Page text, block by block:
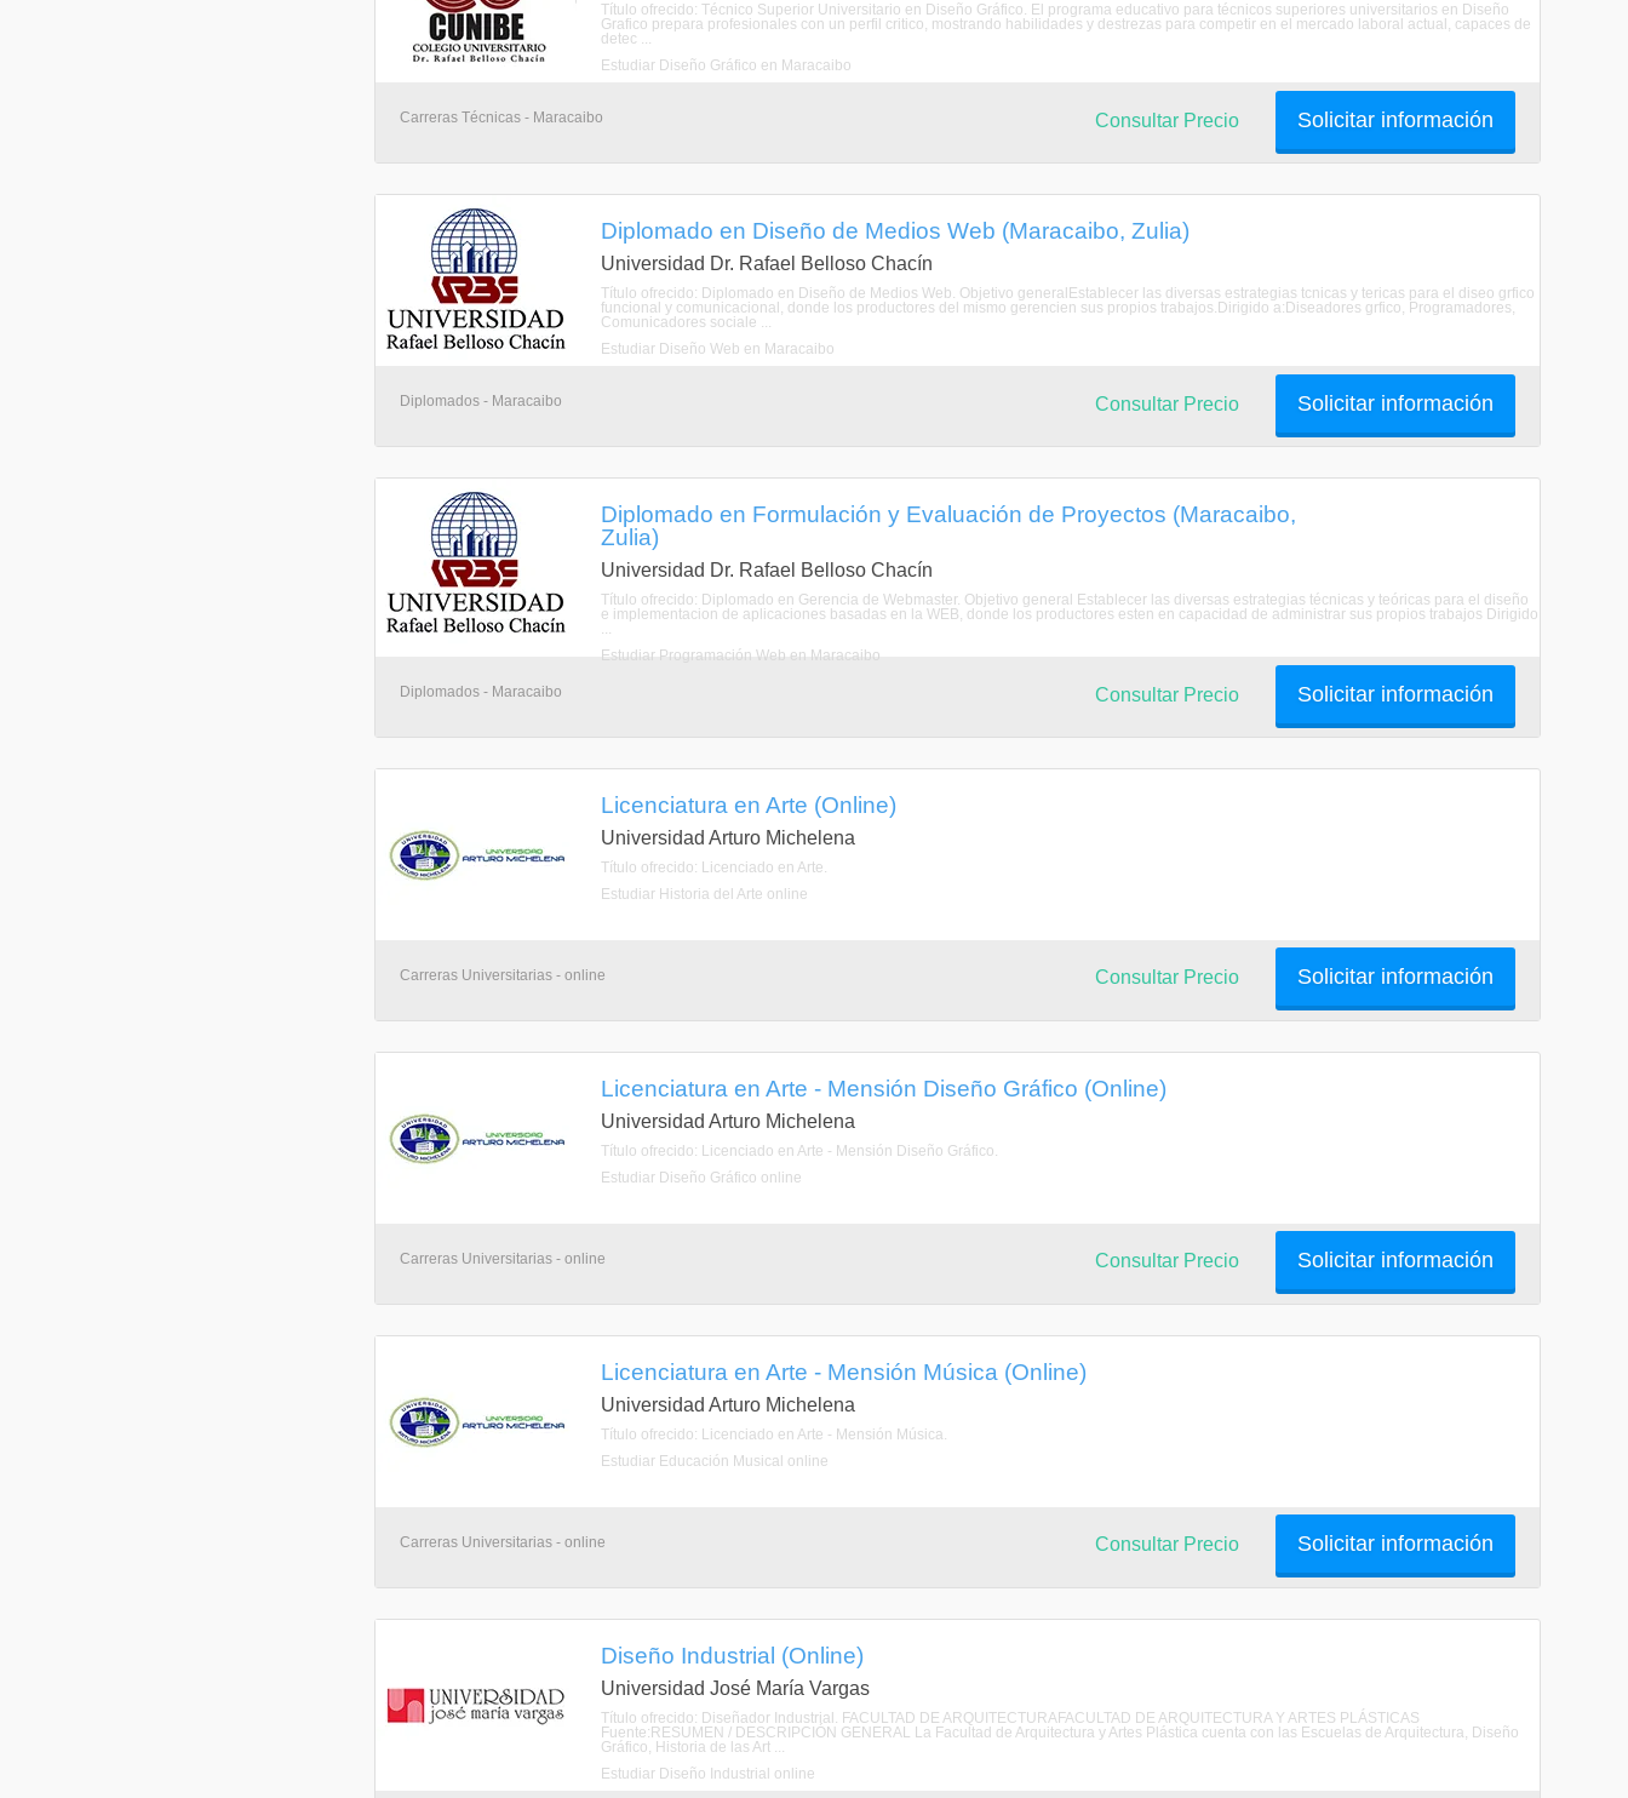
Título ofrecido: Técnico Superior Universitario en Diseño Gráfico. El programa educativo para técnicos superiores universitarios en Diseño
Grafico prepara profesionales con un perfil critico, mostrando habilidades y destrezas para competir en el mercado laboral actual, capaces de
detec ...
Estudiar Diseño Gráfico en Maracaibo
Carreras Técnicas - Maracaibo Solicitar información
Consultar Precio
Diplomado en Diseño de Medios Web (Maracaibo, Zulia)
Universidad Dr. Rafael Belloso Chacín
Título ofrecido: Diplomado en Diseño de Medios Web. Objetivo generalEstablecer las diversas estrategias tcnicas y tericas para el diseo grfico
funcional y comunicacional, donde los productores del mismo gerencien sus propios trabajos.Dirigido a:Diseadores grfico, Programadores,
Comunicadores sociale ...
Estudiar Diseño Web en Maracaibo
Diplomados - Maracaibo Solicitar información
Consultar Precio
Diplomado en Formulación y Evaluación de Proyectos (Maracaibo,
Zulia)
Universidad Dr. Rafael Belloso Chacín
Título ofrecido: Diplomado en Gerencia de Webmaster. Objetivo general Establecer las diversas estrategias técnicas y teóricas para el diseño
e implementacion de aplicaciones basadas en la WEB, donde los productores esten en capacidad de administrar sus propios trabajos Dirigido
...
Estudiar Programación Web en Maracaibo
Diplomados - Maracaibo Solicitar información
Consultar Precio
Licenciatura en Arte (Online)
Universidad Arturo Michelena
Título ofrecido: Licenciado en Arte.
Estudiar Historia del Arte online
Carreras Universitarias - online Solicitar información
Consultar Precio
Licenciatura en Arte - Mensión Diseño Gráfico (Online)
Universidad Arturo Michelena
Título ofrecido: Licenciado en Arte - Mensión Diseño Gráfico.
Estudiar Diseño Gráfico online
Carreras Universitarias - online Solicitar información
Consultar Precio
Licenciatura en Arte - Mensión Música (Online)
Universidad Arturo Michelena
Título ofrecido: Licenciado en Arte - Mensión Música.
Estudiar Educación Musical online
Carreras Universitarias - online Solicitar información
Consultar Precio
Diseño Industrial (Online)
Universidad José María Vargas
Título ofrecido: Diseñador Industrial. FACULTAD DE ARQUITECTURAFACULTAD DE ARQUITECTURA Y ARTES PLÁSTICAS
Fuente:RESUMEN / DESCRIPCIÓN GENERAL La Facultad de Arquitectura y Artes Plástica cuenta con las Escuelas de Arquitectura, Diseño
Gráfico, Historia de las Art ...
Estudiar Diseño Industrial online